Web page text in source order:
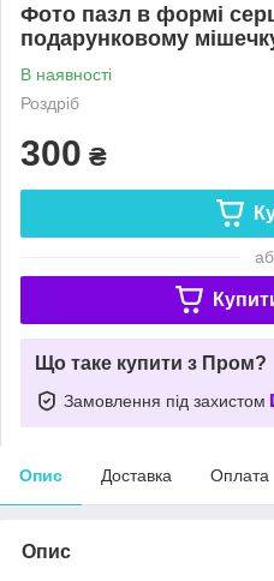
Фото пазл в формі
подарунковому
В наявності
Роздріб
300 ₴
Що таке купити з Пром?
Замовлення під захистом
Опис Доставка Оплата
Опис